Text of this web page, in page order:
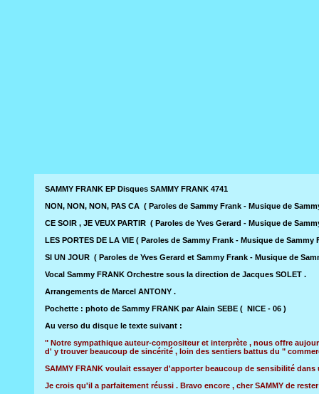
SAMMY FRANK EP Disques SAMMY FRANK 4741
NON, NON, NON, PAS CA ( Paroles de Sammy Frank - Musique de
CE SOIR , JE VEUX PARTIR ( Paroles de Yves Gerard - Musique de
LES PORTES DE LA VIE ( Paroles de Sammy Frank - Musique de
SI UN JOUR ( Paroles de Yves Gerard et Sammy Frank - Musique de
Vocal Sammy FRANK Orchestre sous la direction de Jacques SOLET .
Arrangements de Marcel ANTONY .
Pochette : photo de Sammy FRANK par Alain SEBE ( NICE - 06 )
Au verso du disque le texte suivant :
" Notre sympathique auteur-compositeur et interprète , nous offre
d' y trouver beaucoup de sincérité , loin des sentiers battus du "
SAMMY FRANK voulait essayer d'apporter beaucoup de sensibilité
Je crois qu'il a parfaitement réussi . Bravo encore , cher SAMMY de